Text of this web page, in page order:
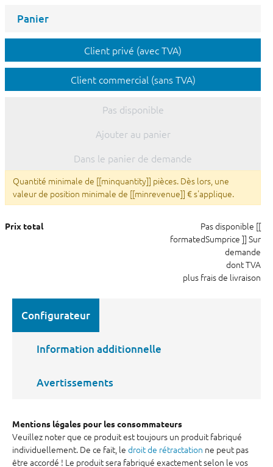
Panier
Client privé (avec TVA)
Client commercial (sans TVA)
Pas disponible
Ajouter au panier
Dans le panier de demande
Quantité minimale de [[minquantity]] pièces. Dès lors, une
valeur de position minimale de [[minrevenue]] € s'applique.
Prix total Pas disponible [[
formatedSumprice ]] Sur
demande
dont TVA
plus frais de livraison
Configurateur
Information additionnelle
Avertissements
Mentions légales pour les consommateurs
Veuillez noter que ce produit est toujours un produit fabriqué
individuellement. De ce fait, le droit de rétractation ne peut pas
être accordé ! Le produit sera fabriqué exactement selon le vos